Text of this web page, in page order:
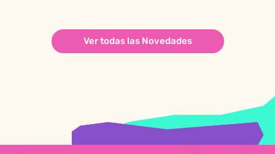
Ver todas las Novedades